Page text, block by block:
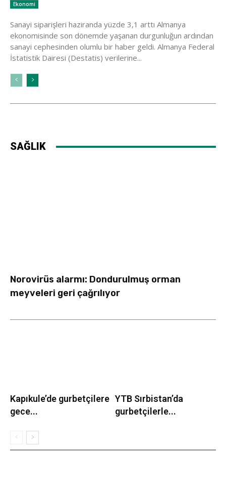
Ekonomi
Sanayi siparişleri haziranda yüzde 3,1 arttı Almanya
ekonomisinde son dönemde yaşanan durgunluğun ardından
sanayi cephesinden olumlu bir haber geldi. Almanya Federal
İstatistik Dairesi (Destatis) verilerine...
SAĞLIK
Norovirüs alarmı: Dondurulmuş orman
meyveleri geri çağrılıyor
Kapıkule’de gurbetçilere
gece...
YTB Sırbistan’da
gurbetçilerle...